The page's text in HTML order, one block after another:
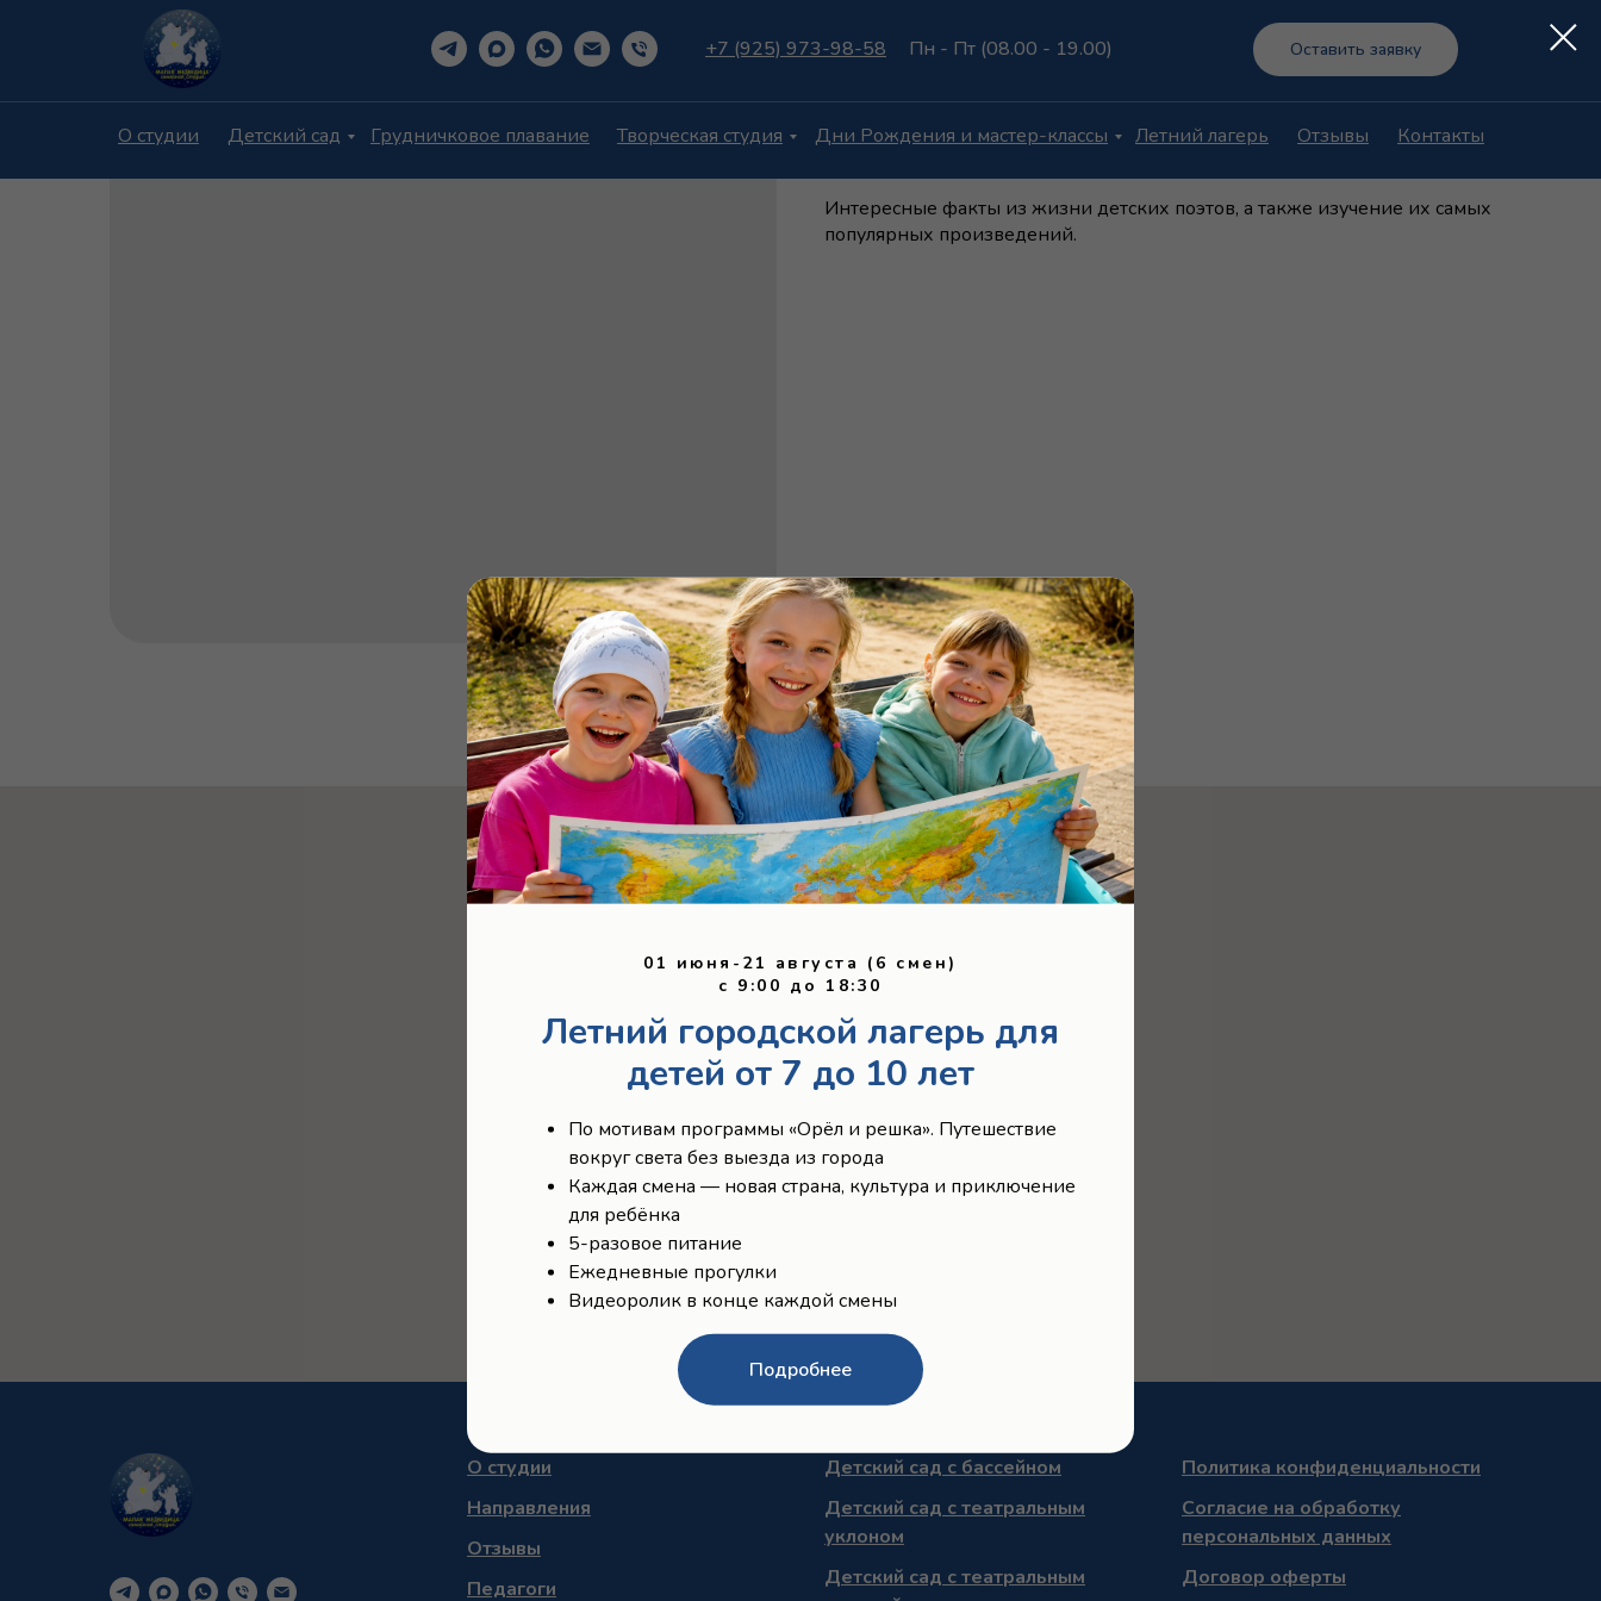
О студии
+7 (925) 973-98-58 Пн - Пт (08.00 - 19.00)
Детский сад Грудничковое плавание Творческая студия Дни Рождения и мастер-классы Летний лагерь Отзывы Контакты
Оставить заявку
01 июня-21 августа (6 смен)
c 9:00 до 18:30
Летний городской лагерь для
детей от 7 до 10 лет
По мотивам программы «Орёл и решка». Путешествие
вокруг света без выезда из города
Каждая смена — новая страна, культура и приключение
для ребёнка
5-разовое питание
Ежедневные прогулки
Видеоролик в конце каждой смены
Подробнее
Интересные факты из жизни детских поэтов, а также изучение их самых
популярных произведений.
О студии
Направления
Отзывы
Педагоги
Детский сад с бассейном
Детский сад с театральным
уклоном
Детский сад с театральным
Политика конфиденциальности
Согласие на обработку
персональных данных
Договор оферты